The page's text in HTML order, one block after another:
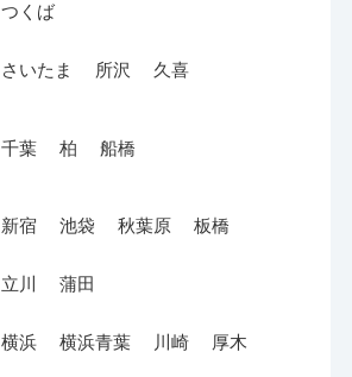
つくば
さいたま 所沢 久喜
千葉 柏 船橋
新宿 池袋 秋葉原 板橋
立川 蒲田
横浜 横浜青葉 川崎 厚木